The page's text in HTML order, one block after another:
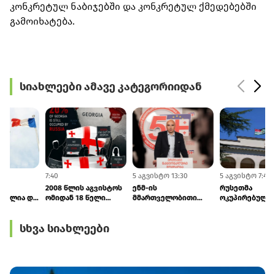
კონკრეტულ ნაბიჯებში და კონკრეტულ ქმედებებში
გამოიხატება.
სიახლეები ამავე კატეგორიიდან
საფრანგეთი,
გერმანია, იტალია და
საქართველოს
ოკუპაცია
2008 წლის აგვისტოს
ომიდან 18 წელი
საქართველოს
უჭერენ
5 აგვისტო 13:30
მმართველობითი
სხვა სიახლეები